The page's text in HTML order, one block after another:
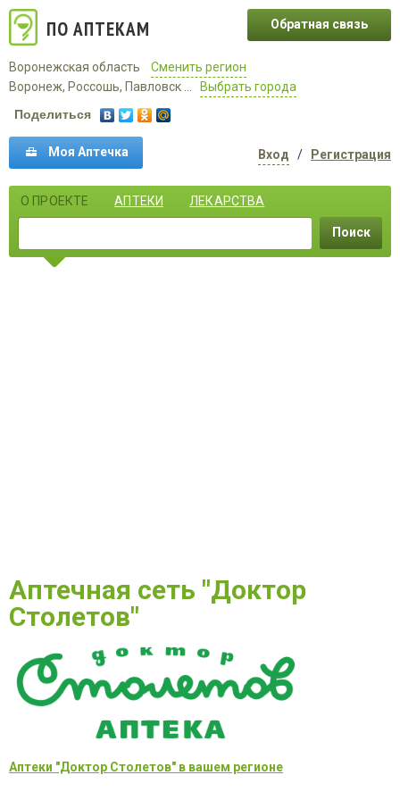
ПО АПТЕКАМ
Воронежская область
Сменить регион
Воронеж, Россошь, Павловск ...
Выбрать города
Обратная связь
Поделиться
Моя Аптечка Вход / Регистрация
О ПРОЕКТЕ АПТЕКИ ЛЕКАРСТВА
Поиск
Аптечная сеть "Доктор
Столетов"
Аптеки "Доктор Столетов" в вашем регионе